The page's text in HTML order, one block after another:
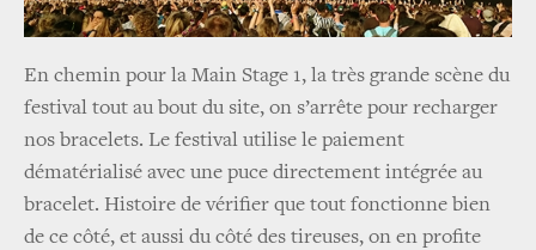
En chemin pour la Main Stage 1, la très grande scène du
festival tout au bout du site, on s’arrête pour recharger
nos bracelets. Le festival utilise le paiement
dématérialisé avec une puce directement intégrée au
bracelet. Histoire de vérifier que tout fonctionne bien
de ce côté, et aussi du côté des tireuses, on en profite